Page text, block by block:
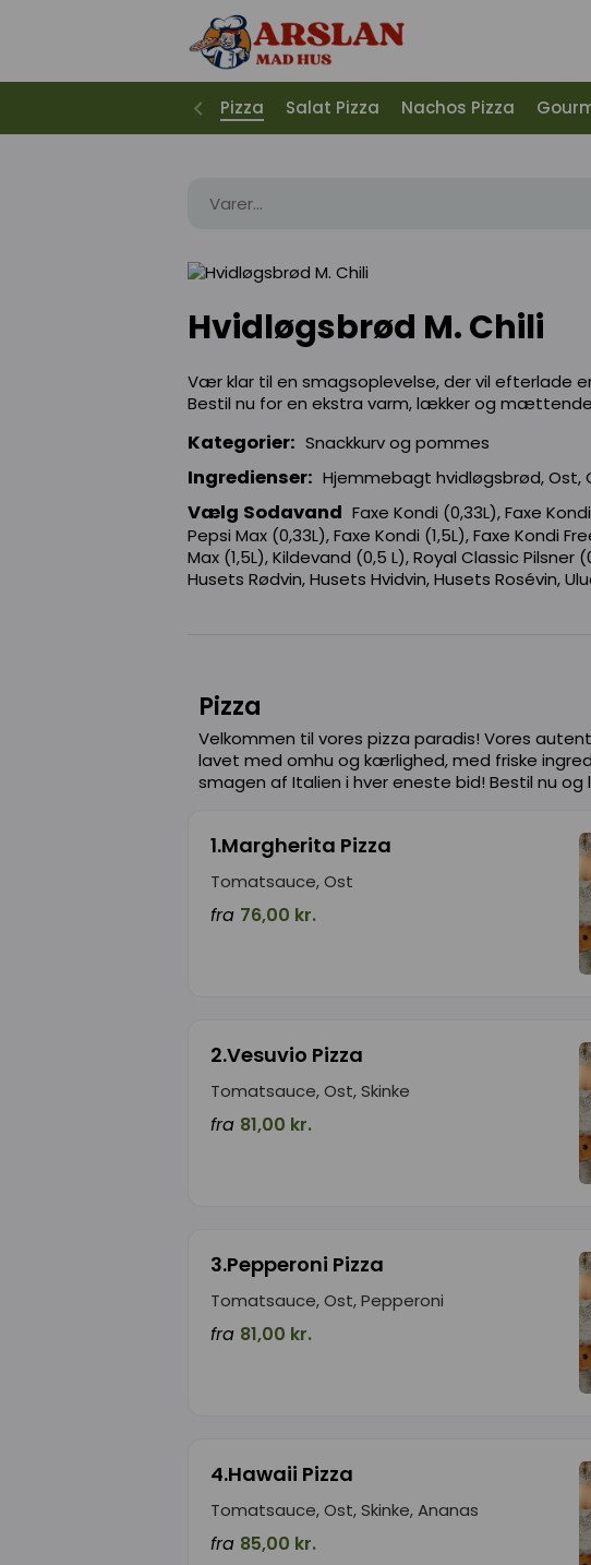
Pizza Salat Pizza Nachos Pizza
Hvidløgsbrød M. Chili
Vær klar til en smagsoplevelse, der vil efterlade
Bestil nu for en ekstra varm, lækker og
Kategorier: Snackkurv og pommes
Ingredienser: Hjemmebagt hvidløgsbrød, Ost,
Vælg Sodavand Faxe Kondi (0,33L), Faxe
Pepsi Max (0,33L), Faxe Kondi (1,5L), Faxe Kondi
Max (1,5L), Kildevand (0,5 L), Royal Classic Pilsner
Husets Rødvin, Husets Hvidvin, Husets Rosévin,
Pizza
Velkommen til vores pizza paradis! Vores
lavet med omhu og kærlighed, med friske
smagen af Italien i hver eneste bid! Bestil nu
1.Margherita Pizza
Tomatsauce, Ost
fra 76,00 kr.
2.Vesuvio Pizza
Tomatsauce, Ost, Skinke
fra 81,00 kr.
3.Pepperoni Pizza
Tomatsauce, Ost, Pepperoni
fra 81,00 kr.
4.Hawaii Pizza
Tomatsauce, Ost, Skinke, Ananas
fra 85,00 kr.